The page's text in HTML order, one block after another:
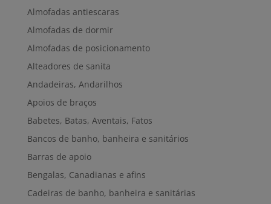
Almofadas antiescaras
Almofadas de dormir
Almofadas de posicionamento
Alteadores de sanita
Andadeiras, Andarilhos
Apoios de braços
Babetes, Batas, Aventais, Fatos
Bancos de banho, banheira e sanitários
Barras de apoio
Bengalas, Canadianas e afins
Cadeiras de banho, banheira e sanitárias